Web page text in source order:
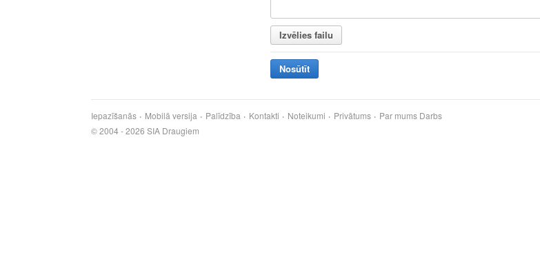
Izvēlies failu
Nosūtīt
Iepazīšanās Mobilā versija Palīdzība Kontakti Noteikumi Privātums Par mums Darbs
© 2004 - 2026 SIA Draugiem